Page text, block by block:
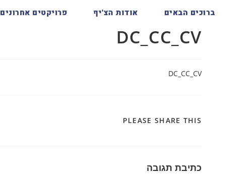
ברוכים הבאים אודות הצ'יף פרויקטים אחרונים
DC_CC_CV
DC_CC_CV
PLEASE SHARE THIS
כתיבת תגובה